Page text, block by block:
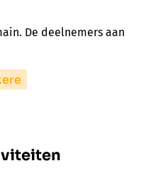
De deelnemers aan